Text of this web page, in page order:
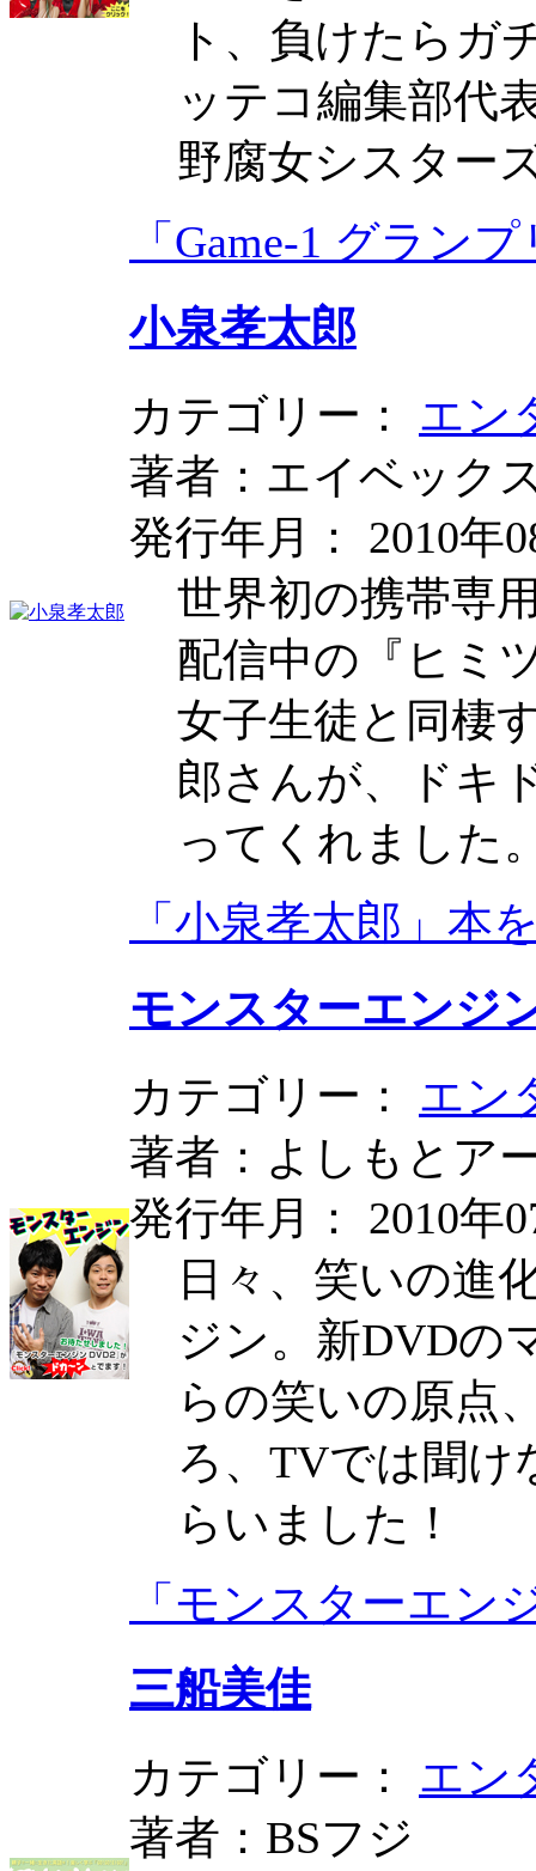
ト、負けたらガ
ッテコ編集部代
野腐女シスター
「Game-1 グラン
小泉孝太郎
カテゴリー： エン
著者：エイベック
発行年月： 2010年
世界初の携帯専
配信中の『ヒミ
女子生徒と同棲
郎さんが、ドキ
ってくれました
「小泉孝太郎」本
モンスターエンジ
カテゴリー： エン
著者：よしもとア
発行年月： 2010年
日々、笑いの進
ジン。新DVDの
らの笑いの原点
ろ、TVでは聞け
らいました！
「モンスターエン
三船美佳
カテゴリー： エン
著者：BSフジ